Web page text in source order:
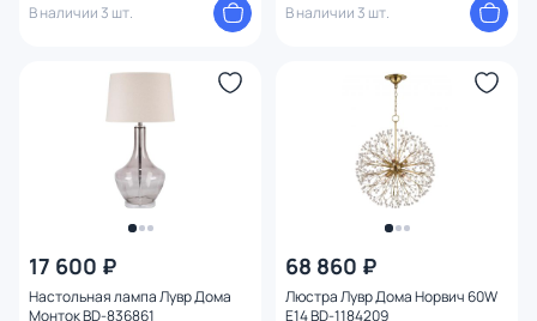
В наличии 3 шт.
В наличии 3 шт.
17 600 ₽
Настольная лампа Лувр Дома
Монток BD-836861
68 860 ₽
Люстра Лувр Дома Норвич 60W
E14 BD-1184209